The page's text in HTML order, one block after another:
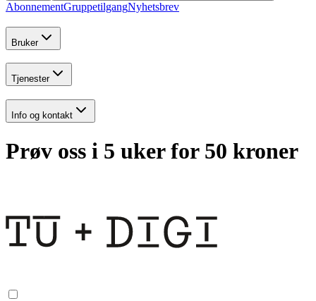
AbonnementGruppetilgangNyhetsbrev
Bruker
Tjenester
Info og kontakt
Prøv oss i 5 uker for 50 kroner